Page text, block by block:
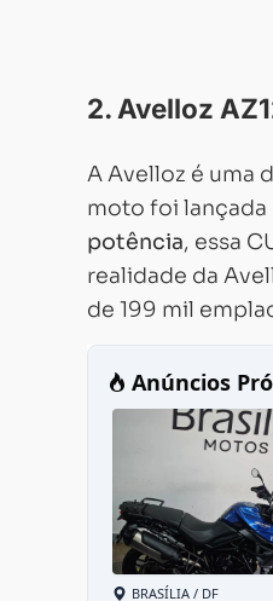
2. Avelloz
A Avelloz é uma
moto foi lançada
potência, essa
realidade da
de 199 mil